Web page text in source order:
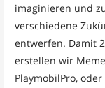
imaginieren und
verschiedene
entwerfen. Damit
erstellen wir
PlaymobilPro,